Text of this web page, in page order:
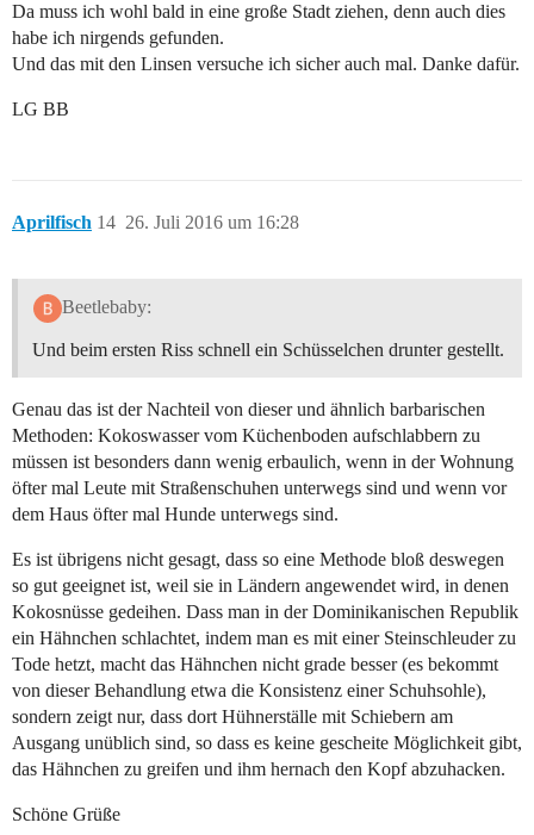
Da muss ich wohl bald in eine große Stadt ziehen, denn auch dies
habe ich nirgends gefunden.
Und das mit den Linsen versuche ich sicher auch mal. Danke dafür.
LG BB
Aprilfisch 26. Juli 2016 um 16:28
14
Beetlebaby:
Und beim ersten Riss schnell ein Schüsselchen drunter gestellt.
Genau das ist der Nachteil von dieser und ähnlich barbarischen
Methoden: Kokoswasser vom Küchenboden aufschlabbern zu
müssen ist besonders dann wenig erbaulich, wenn in der Wohnung
öfter mal Leute mit Straßenschuhen unterwegs sind und wenn vor
dem Haus öfter mal Hunde unterwegs sind.
Es ist übrigens nicht gesagt, dass so eine Methode bloß deswegen
so gut geeignet ist, weil sie in Ländern angewendet wird, in denen
Kokosnüsse gedeihen. Dass man in der Dominikanischen Republik
ein Hähnchen schlachtet, indem man es mit einer Steinschleuder zu
Tode hetzt, macht das Hähnchen nicht grade besser (es bekommt
von dieser Behandlung etwa die Konsistenz einer Schuhsohle),
sondern zeigt nur, dass dort Hühnerställe mit Schiebern am
Ausgang unüblich sind, so dass es keine gescheite Möglichkeit gibt,
das Hähnchen zu greifen und ihm hernach den Kopf abzuhacken.
Schöne Grüße